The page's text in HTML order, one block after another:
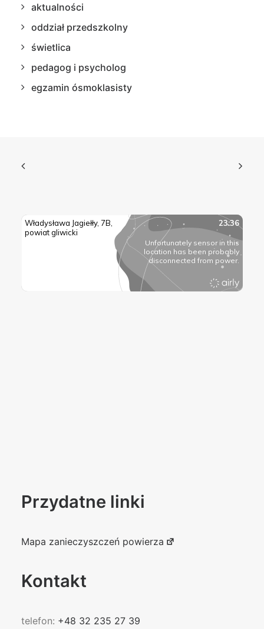
aktualności
oddział przedszkolny
świetlica
pedagog i psycholog
egzamin ósmoklasisty
Przydatne linki
Mapa zanieczyszczeń powierza
Kontakt
telefon: +48 32 235 27 39